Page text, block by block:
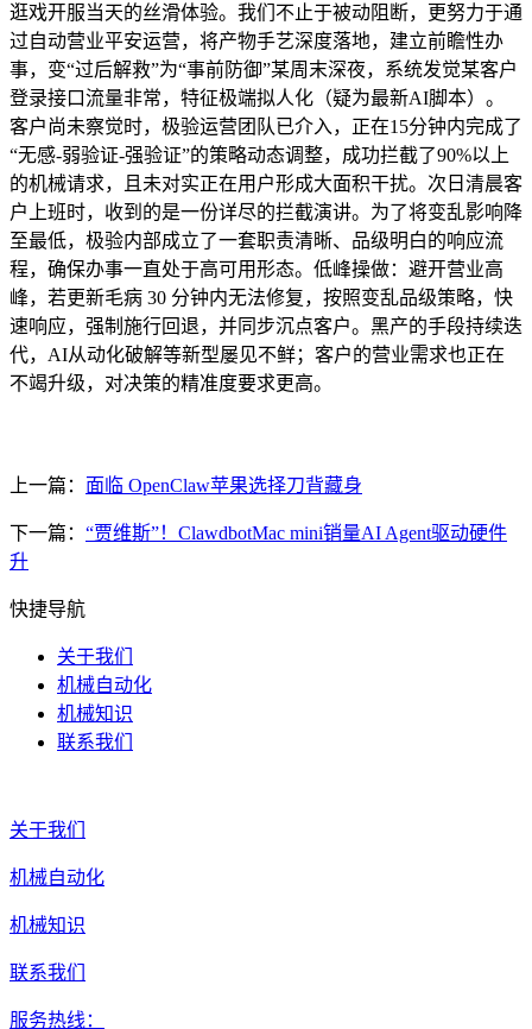
逛戏开服当天的丝滑体验。我们不止于被动阻断，更努力于通
过自动营业平安运营，将产物手艺深度落地，建立前瞻性办
事，变“过后解救”为“事前防御”某周末深夜，系统发觉某客户
登录接口流量非常，特征极端拟人化（疑为最新AI脚本）。
客户尚未察觉时，极验运营团队已介入，正在15分钟内完成了
“无感-弱验证-强验证”的策略动态调整，成功拦截了90%以上
的机械请求，且未对实正在用户形成大面积干扰。次日清晨客
户上班时，收到的是一份详尽的拦截演讲。为了将变乱影响降
至最低，极验内部成立了一套职责清晰、品级明白的响应流
程，确保办事一直处于高可用形态。低峰操做：避开营业高
峰，若更新毛病 30 分钟内无法修复，按照变乱品级策略，快
速响应，强制施行回退，并同步沉点客户。黑产的手段持续迭
代，AI从动化破解等新型屡见不鲜；客户的营业需求也正在
不竭升级，对决策的精准度要求更高。
上一篇： 面临 OpenClaw苹果选择刀背藏身
下一篇： “贾维斯”！ClawdbotMac mini销量AI Agent驱动硬件
升
快捷导航
关于我们
机械自动化
机械知识
联系我们
关于我们
机械自动化
机械知识
联系我们
服务热线：